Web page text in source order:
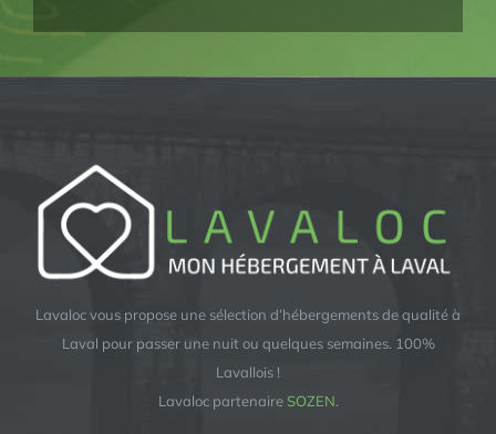
Lavaloc vous propose une sélection d’hébergements de qualité à
Laval pour passer une nuit ou quelques semaines. 100%
Lavallois !
Lavaloc partenaire SOZEN.